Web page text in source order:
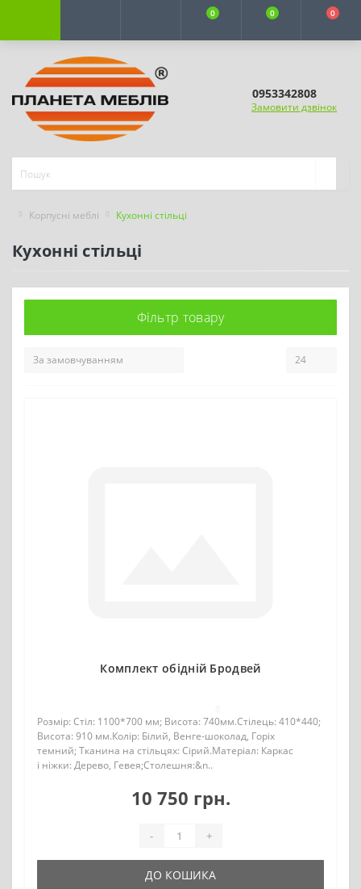
0 0 0
0953342808
Замовити дзвінок
Корпусні меблі Кухонні стільці
Кухонні стільці
Фільтр товару
Комплект обідній Бродвей
Розмір: Стіл: 1100*700 мм; Висота: 740мм.Стілець: 410*440;
Висота: 910 мм.Колір: Білий, Венге-шоколад, Горіх
темний; Тканина на стільцях: Сірий.Матеріал: Каркас
і ніжки: Дерево, Гевея;Столешня:&n..
10 750 грн.
- +
ДО КОШИКА